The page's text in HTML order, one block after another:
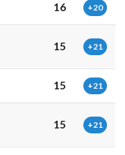
16 +20
15 +21
15 +21
15 +21